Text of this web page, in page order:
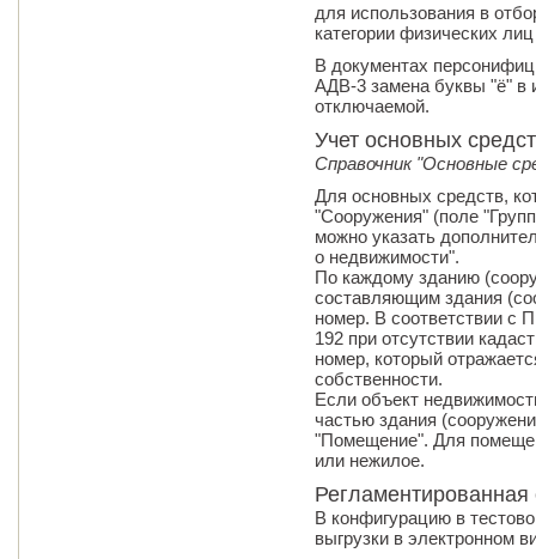
для использования в
категории физических
В документах
АДВ-3 замена буквы "ё" в
отключаемой.
Учет основных
Справочник "Основные
Для основных средств,
"Сооружения" (поле
можно указать
о недвижимости".
По каждому зданию
составляющим здания
номер. В соответствии с
192 при отсутствии
номер, который
собственности.
Если объект
частью здания
"Помещение". Для
или нежилое.
Регламентированная
В конфигурацию в
выгрузки в электронном